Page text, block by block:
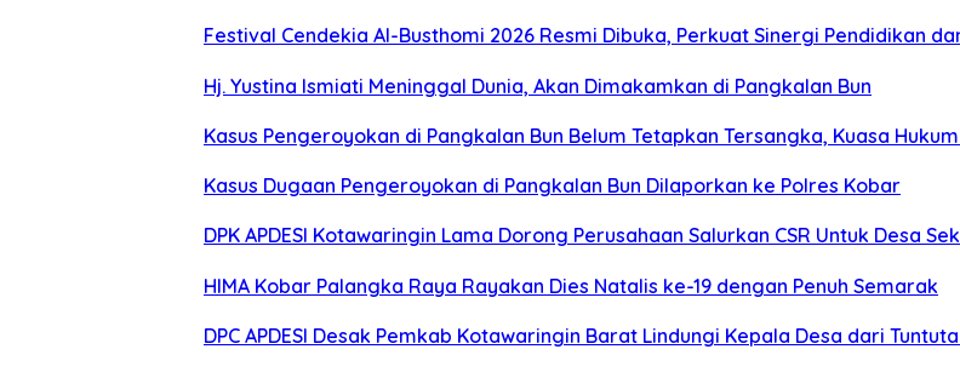
Festival Cendekia Al-Busthomi 2026 Resmi Dibuka, Perkuat Sinergi Pendidikan
Hj. Yustina Ismiati Meninggal Dunia, Akan Dimakamkan di Pangkalan Bun
Kasus Pengeroyokan di Pangkalan Bun Belum Tetapkan Tersangka, Kuasa
Kasus Dugaan Pengeroyokan di Pangkalan Bun Dilaporkan ke Polres Kobar
DPK APDESI Kotawaringin Lama Dorong Perusahaan Salurkan CSR Untuk Desa
HIMA Kobar Palangka Raya Rayakan Dies Natalis ke-19 dengan Penuh Semarak
DPC APDESI Desak Pemkab Kotawaringin Barat Lindungi Kepala Desa dari